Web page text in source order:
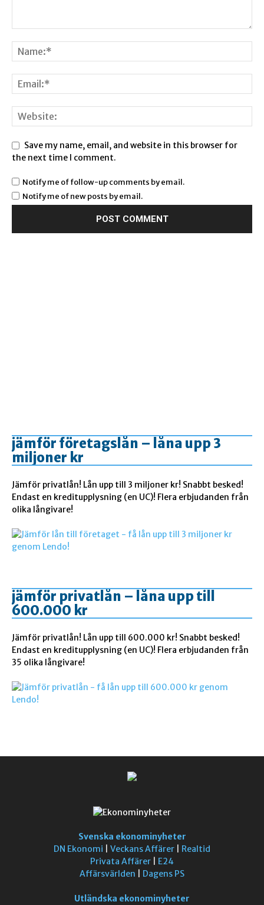
Save my name, email, and website in this browser for
the next time I comment.
Notify me of follow-up comments by email.
Notify me of new posts by email.
jämför företagslån – låna upp 3
miljoner kr
Jämför privatlån! Lån upp till 3 miljoner kr! Snabbt besked!
Endast en kreditupplysning (en UC)! Flera erbjudanden från
olika långivare!
jämför privatlån – låna upp till
600.000 kr
Jämför privatlån! Lån upp till 600.000 kr! Snabbt besked!
Endast en kreditupplysning (en UC)! Flera erbjudanden från
35 olika långivare!
Svenska ekonominyheter
DN Ekonomi
Veckans Affärer
Realtid
Privata Affärer
E24
Affärsvärlden
Dagens PS
Utländska ekonominyheter